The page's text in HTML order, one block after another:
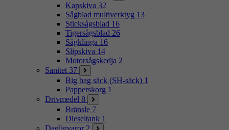
Kapskiva 32
Sågblad multiverktyg 13
Sticksågsblad 16
Tigersågsblad 26
Sågklinga 16
Slipskiva 14
Motorsågskedja 2
Sanitet 37
Big bag säck (SH-säck) 1
Papperskorg 1
Drivmedel 8
Bränsle 7
Dieseltank 1
Dagligvaror 2